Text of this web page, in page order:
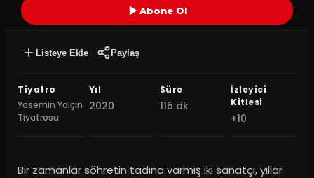
Abone Ol
Listeye Ekle Paylaş
Tiyatro
Yasemin Yalçın
Tiyatrosu
Yıl
2020
Süre
115 dk
İzleyici
Kitlesi
+10
Bir zamanlar söhretin tadına varmış iki sanatçı, yıllar